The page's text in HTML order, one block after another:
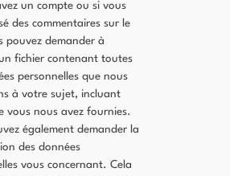
un compte ou si vous
des commentaires sur le
pouvez demander à
fichier contenant toutes
personnelles que nous
à votre sujet, incluant
vous nous avez fournies.
également demander la
des données
vous concernant. Cela